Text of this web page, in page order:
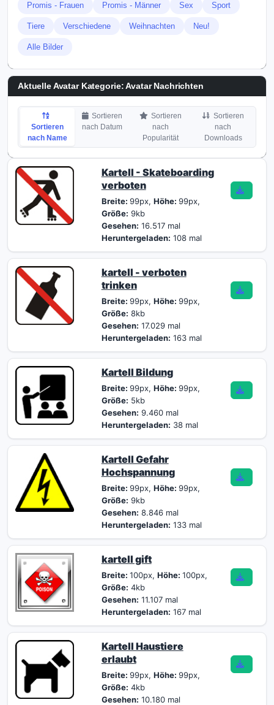
Promis - Frauen Promis - Männer Sex Sport
Tiere Verschiedene Weihnachten Neu!
Alle Bilder
Aktuelle Avatar Kategorie: Avatar Nachrichten
Sortieren
nach Name
Sortieren
nach Datum
Sortieren
nach
Popularität
Sortieren
nach
Downloads
Kartell - Skateboarding
verboten
Breite: 99px, Höhe: 99px,
Größe: 9kb
Gesehen: 16.517 mal
Heruntergeladen: 108 mal
kartell - verboten
trinken
Breite: 99px, Höhe: 99px,
Größe: 8kb
Gesehen: 17.029 mal
Heruntergeladen: 163 mal
Kartell Bildung
Breite: 99px, Höhe: 99px,
Größe: 5kb
Gesehen: 9.460 mal
Heruntergeladen: 38 mal
Kartell Gefahr
Hochspannung
Breite: 99px, Höhe: 99px,
Größe: 9kb
Gesehen: 8.846 mal
Heruntergeladen: 133 mal
kartell gift
Breite: 100px, Höhe: 100px,
Größe: 4kb
Gesehen: 11.107 mal
Heruntergeladen: 167 mal
Kartell Haustiere
erlaubt
Breite: 99px, Höhe: 99px,
Größe: 4kb
Gesehen: 10.180 mal